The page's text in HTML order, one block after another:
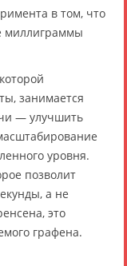
в том, что
миллиграммы
занимается
— улучшить
уровня.
позволит
а не
это
графена.